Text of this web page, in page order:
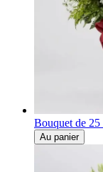
Bouquet de
Au panier